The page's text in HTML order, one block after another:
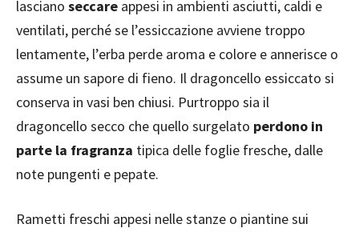
lasciano seccare appesi in ambienti asciutti, caldi e
ventilati, perché se l’essiccazione avviene troppo
lentamente, l’erba perde aroma e colore e annerisce o
assume un sapore di fieno. Il dragoncello essiccato si
conserva in vasi ben chiusi. Purtroppo sia il
dragoncello secco che quello surgelato perdono in
parte la fragranza tipica delle foglie fresche, dalle
note pungenti e pepate.
Rametti freschi appesi nelle stanze o piantine sui